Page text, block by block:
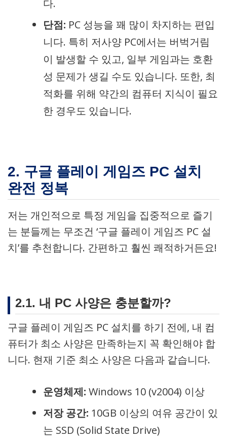
다.
단점: PC 성능을 꽤 많이 차지하는 편입
니다. 특히 저사양 PC에서는 버벅거림
이 발생할 수 있고, 일부 게임과는 호환
성 문제가 생길 수도 있습니다. 또한, 최
적화를 위해 약간의 컴퓨터 지식이 필요
한 경우도 있습니다.
2. 구글 플레이 게임즈 PC 설치
완전 정복
저는 개인적으로 특정 게임을 집중적으로 즐기
는 분들께는 무조건 ‘구글 플레이 게임즈 PC 설
치’를 추천합니다. 간편하고 훨씬 쾌적하거든요!
2.1. 내 PC 사양은 충분할까?
구글 플레이 게임즈 PC 설치를 하기 전에, 내 컴
퓨터가 최소 사양은 만족하는지 꼭 확인해야 합
니다. 현재 기준 최소 사양은 다음과 같습니다.
운영체제: Windows 10 (v2004) 이상
저장 공간: 10GB 이상의 여유 공간이 있
는 SSD (Solid State Drive)